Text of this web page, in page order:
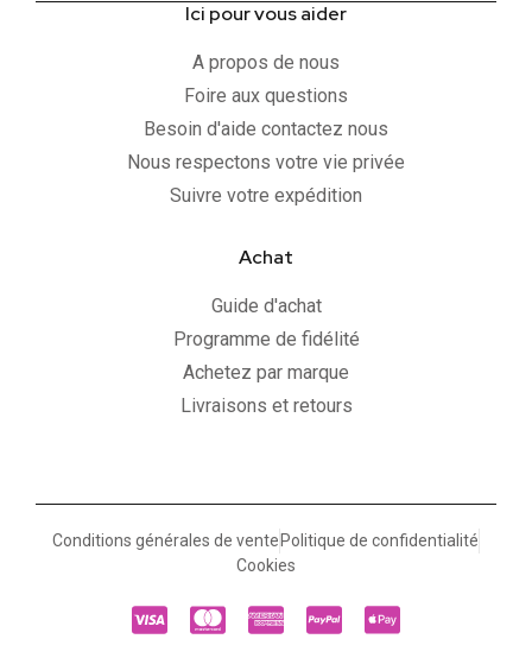
Ici pour vous aider
A propos de nous
Foire aux questions
Besoin d'aide contactez nous
Nous respectons votre vie privée
Suivre votre expédition
Achat
Guide d'achat
Programme de fidélité
Achetez par marque
Livraisons et retours
Conditions générales de vente Politique de confidentialité
Cookies